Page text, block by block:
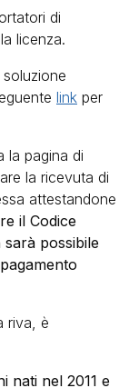
di
licenza.
link per
la pagina di
la ricevuta di
attestandone
il Codice
possibile
riva, è
nati nel 2011 e